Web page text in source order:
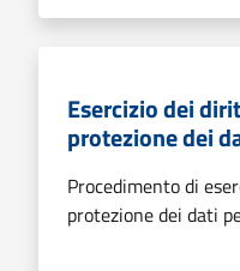
Esercizio dei
protezione dei
Procedimento di
protezione dei dati